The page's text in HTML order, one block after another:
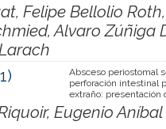
Felipe Bellolio
Alvaro Zúñiga
Absceso periostomal
perforación intestinal
extraño: presentación
Eugenio